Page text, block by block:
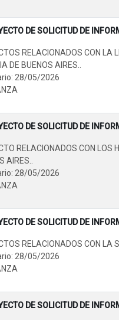
DE SOLICITUD DE
RELACIONADOS CON LA
DE BUENOS AIRES..
28/05/2026
DE SOLICITUD DE
RELACIONADOS CON LOS
AIRES..
28/05/2026
DE SOLICITUD DE
RELACIONADOS CON LA
28/05/2026
DE SOLICITUD DE